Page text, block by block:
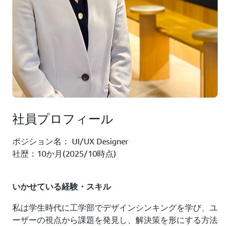
社員プロフィール
ポジション名： UI/UX Designer
社歴：10か月(2025/10時点)
いかせている経験・スキル
私は学生時代に工学部でデザインシンキングを学び、ユ
ーザーの視点から課題を発見し、解決策を形にする方法